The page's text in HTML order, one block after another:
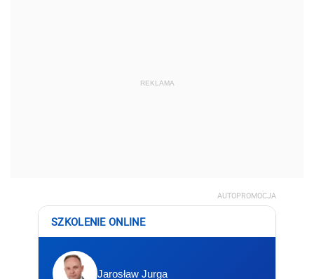
REKLAMA
AUTOPROMOCJA
SZKOLENIE ONLINE
Jarosław Jurga